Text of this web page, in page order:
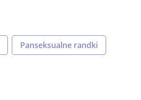
Panseksualne randki